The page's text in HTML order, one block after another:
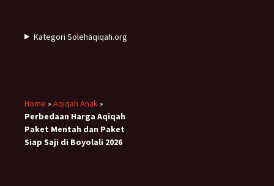
Kategori Solehaqiqah.org
Home » Aqiqah Anak »
Perbedaan Harga Aqiqah
Paket Mentah dan Paket
Siap Saji di Boyolali 2026